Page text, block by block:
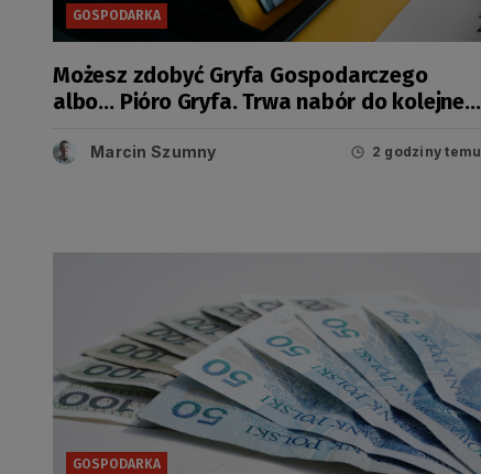
GOSPODARKA
Możesz zdobyć Gryfa Gospodarczego
albo… Pióro Gryfa. Trwa nabór do kolejnej
Marcin Szumny 2 godziny temu
GOSPODARKA